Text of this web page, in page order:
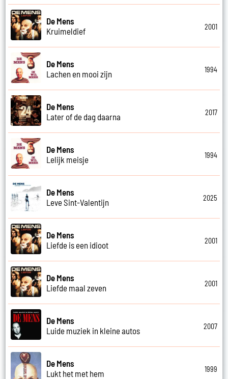
De Mens
Kruimeldief
2001
De Mens
Lachen en mooi zijn
1994
De Mens
Later of de dag daarna
2017
De Mens
Lelijk meisje
1994
De Mens
Leve Sint-Valentijn
2025
De Mens
Liefde is een idioot
2001
De Mens
Liefde maal zeven
2001
De Mens
Luide muziek in kleine autos
2007
De Mens
Lukt het met hem
1999